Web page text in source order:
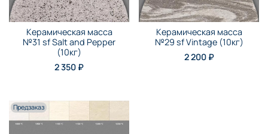
Керамическая масса
№31 sf Salt and Pepper
(10кг)
2 350 ₽
Керамическая масса
№29 sf Vintage (10кг)
2 200 ₽
Предзаказ